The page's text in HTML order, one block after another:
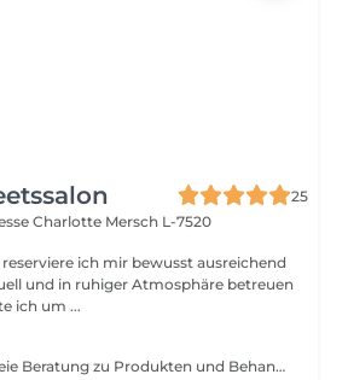
25
Charlotte Mersch L-7520
ich mir bewusst ausreichend
und in ruhiger Atmosphäre betreuen
ich um ...
Individuelle, kostenfreie Beratung zu Produkten und Behandlungen einzeln oder ergänzend zu jeder Anwendung buchbar.